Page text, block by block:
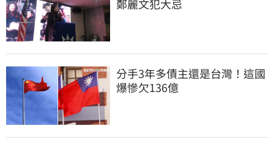
鄭麗文犯大忌
分手3年多債主還是台灣！這國
爆慘欠136億